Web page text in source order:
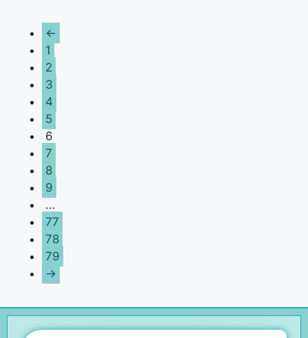
←
1
2
3
4
5
6
7
8
9
…
77
78
79
→